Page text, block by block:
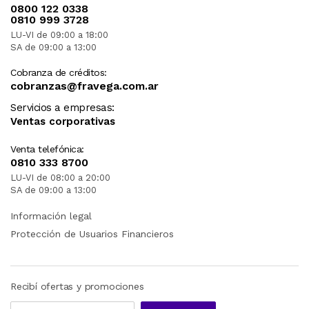
Fiable, potente, duradera
No pierda la concentración y disfrute de un
rendimiento fluido y gran potencia todo el día. El
procesador MediaTek de ocho núcleos ofrece un
70 % más de potencia, mientras que la batería de
transmitir, desplazarse y estudiar sin
interrupciones. *En comparación con Tab M11 de
Lenovo.
VERSATILIDAD MÓVIL
Mejor adaptación
0800 122 0338
0810 999 3728
LU-VI de 09:00 a 18:00
SA de 09:00 a 13:00
Cobranza de créditos:
cobranzas@fravega.com.ar
Servicios a empresas:
Ventas corporativas
Venta telefónica:
0810 333 8700
LU-VI de 08:00 a 20:00
SA de 09:00 a 13:00
Información legal
Protección de Usuarios Financieros
Recibí ofertas y promociones